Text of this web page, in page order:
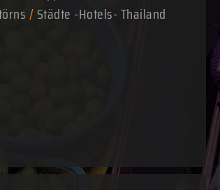
/Städte -Hotels- Thailand